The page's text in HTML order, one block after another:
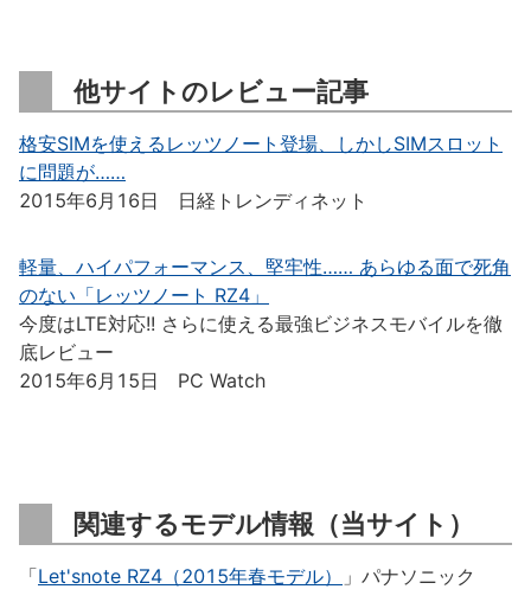
他サイトのレビュー記事
格安SIMを使えるレッツノート登場、しかしSIMスロット
に問題が……
2015年6月16日 日経トレンディネット
軽量、ハイパフォーマンス、堅牢性…… あらゆる面で死角
のない「レッツノート RZ4」
今度はLTE対応!! さらに使える最強ビジネスモバイルを徹
底レビュー
2015年6月15日 PC Watch
関連するモデル情報（当サイト）
「Let'snote RZ4（2015年春モデル） 」パナソニック